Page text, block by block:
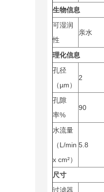
生物信息
可湿润
性
亲水
理化信息
孔径
（µm）
2
孔隙
率%
90
水流量
（L/min
x cm²）
5.8
尺寸
过滤器